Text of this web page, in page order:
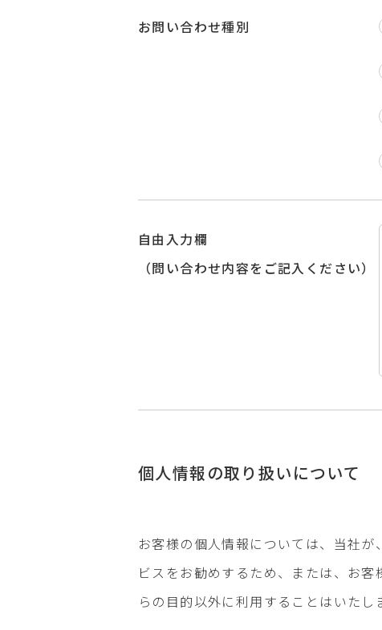
お問い合わせ種別
自由入力欄
（問い合わせ内容をご記入ください）
個人情報の取り扱いについて
お客様の個人情報については、当社
ビスをお勧めするため、または、お
らの目的以外に利用することはいたし